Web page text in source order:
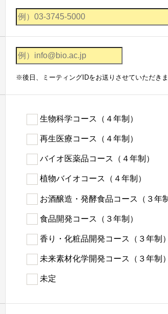
※後日、ミーティングIDをお送りさせていただきま
生物科学コース（４年制）
再生医療コース（４年制）
バイオ医薬品コース（４年制）
植物バイオコース（４年制）
お酒醸造・発酵食品コース（３年
食品開発コース（３年制）
香り・化粧品開発コース（３年制）
未来素材化学開発コース（３年制）
未定